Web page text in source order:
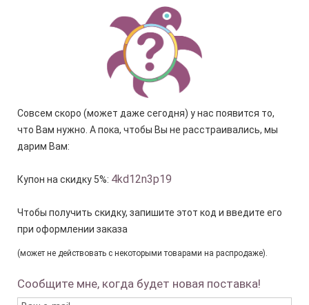
Совсем скоро (может даже сегодня) у нас появится то,
что Вам нужно. А пока, чтобы Вы не расстраивались, мы
дарим Вам:
Купон на скидку 5%: 4kd12n3p19
Чтобы получить скидку, запишите этот код и введите его
при оформлении заказа
(может не действовать с некоторыми товарами на распродаже).
Сообщите мне, когда будет новая поставка!